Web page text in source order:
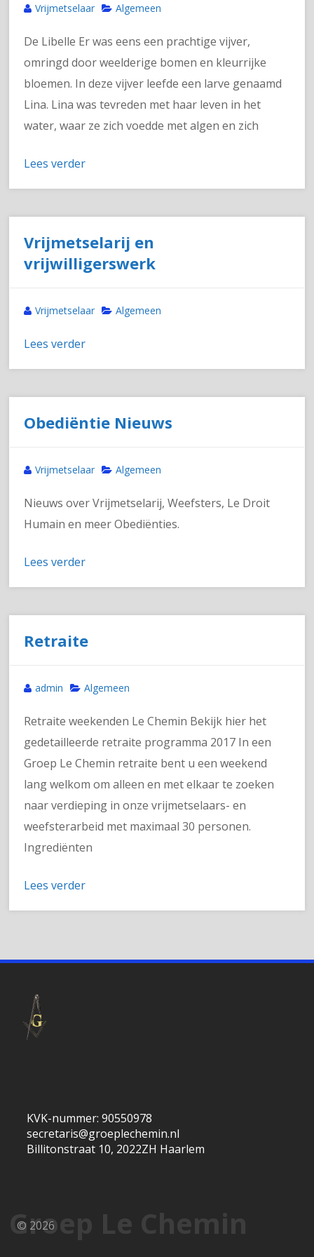
Vrijmetselaar Algemeen
De Libelle Er was eens een prachtige vijver,
omringd door weelderige bomen en kleurrijke
bloemen. In deze vijver leefde een larve genaamd
Lina. Lina was tevreden met haar leven in het
water, waar ze zich voedde met algen en zich
Lees verder
Vrijmetselarij en
vrijwilligerswerk
Vrijmetselaar Algemeen
Lees verder
Obediëntie Nieuws
Vrijmetselaar Algemeen
Nieuws over Vrijmetselarij, Weefsters, Le Droit
Humain en meer Obediënties.
Lees verder
Retraite
admin Algemeen
Retraite weekenden Le Chemin Bekijk hier het
gedetailleerde retraite programma 2017 In een
Groep Le Chemin retraite bent u een weekend
lang welkom om alleen en met elkaar te zoeken
naar verdieping in onze vrijmetselaars- en
weefsterarbeid met maximaal 30 personen.
Ingrediënten
Lees verder
KVK-nummer: 90550978
secretaris@groeplechemin.nl
Billitonstraat 10, 2022ZH Haarlem
Groep Le Chemin
© 2026